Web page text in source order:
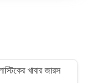
খাবার জারস